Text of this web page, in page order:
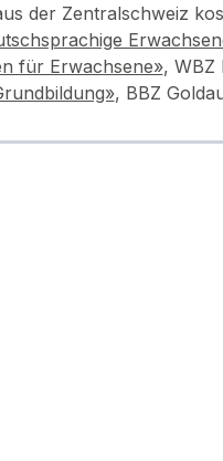
der Zentralschweiz
für Erwachsene», WBZ
, BBZ